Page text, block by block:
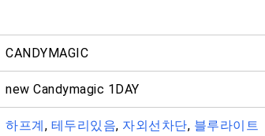
CANDYMAGIC
new Candymagic 1DAY
하프계, 테두리있음, 자외선차단, 블루라이트